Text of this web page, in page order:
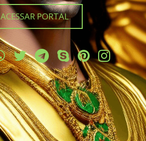
ACESSAR PORTAL